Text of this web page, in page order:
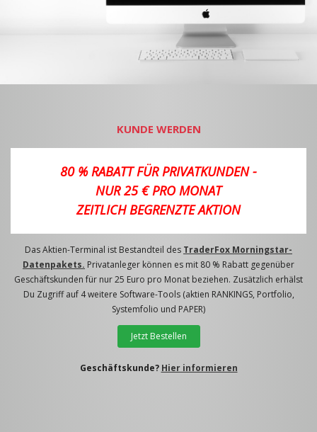
KUNDE WERDEN
80 % RABATT FÜR PRIVATKUNDEN -
NUR 25 € PRO MONAT
ZEITLICH BEGRENZTE AKTION
Das Aktien-Terminal ist Bestandteil des TraderFox Morningstar-
Datenpakets. Privatanleger können es mit 80 % Rabatt gegenüber
Geschäftskunden für nur 25 Euro pro Monat beziehen. Zusätzlich erhälst
Du Zugriff auf 4 weitere Software-Tools (aktien RANKINGS, Portfolio,
Systemfolio und PAPER)
Jetzt Bestellen
Geschäftskunde? Hier informieren